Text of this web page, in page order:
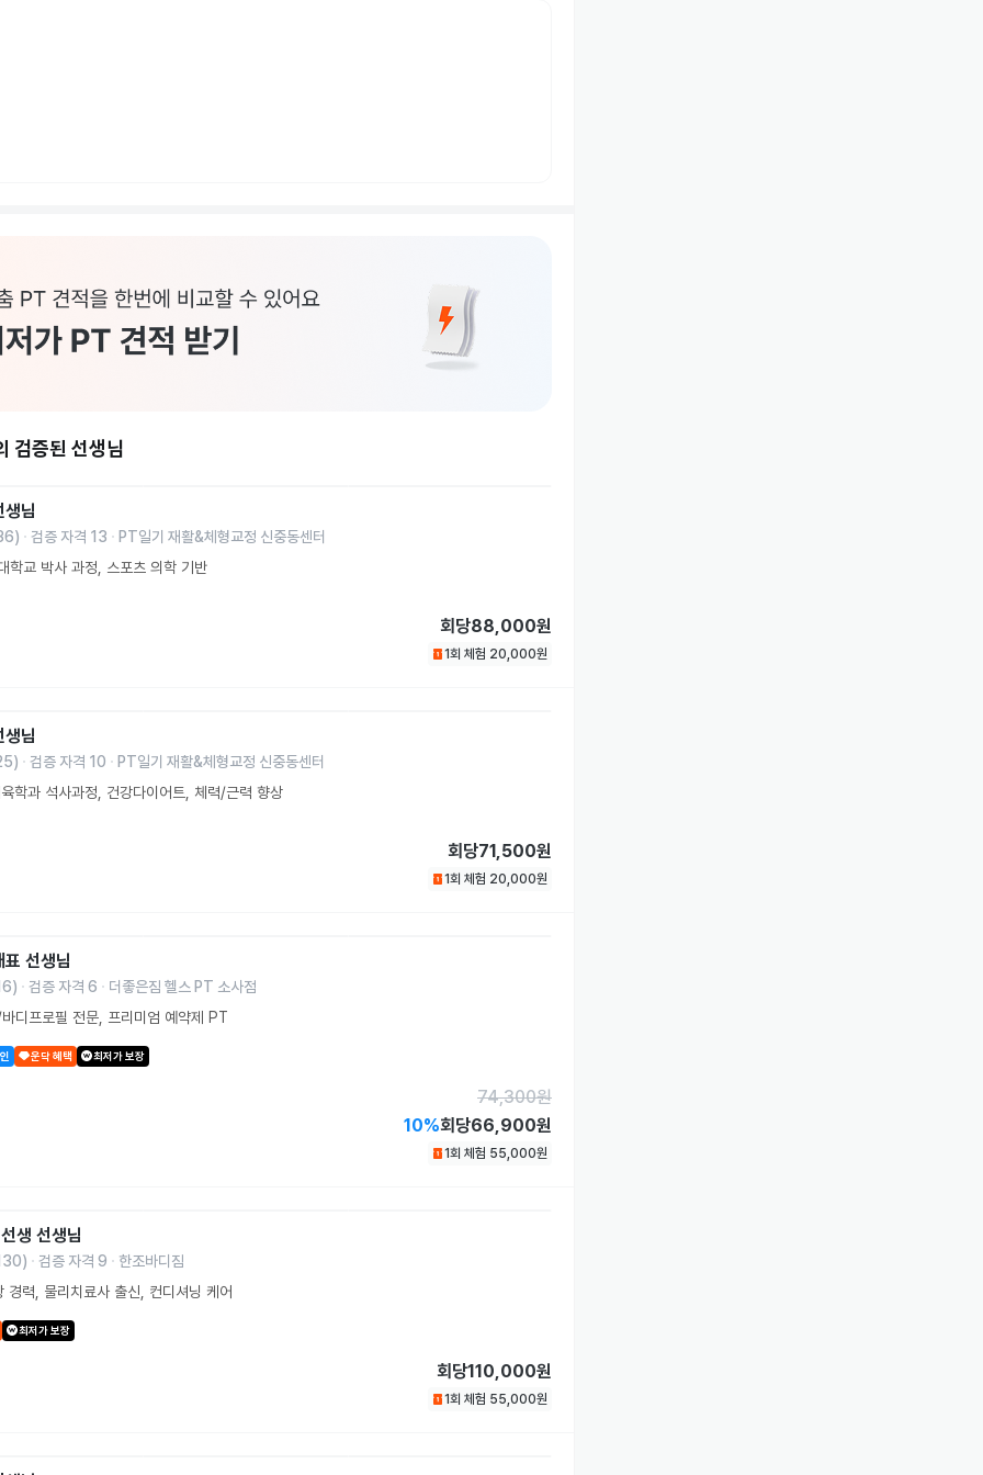
검증된 선생님
님
) 검증 자격 13
PT일기 재활&체형교정 신중동센터
학교 박사 과정, 스포츠 의학 기반
회당88,000원
1회 체험 20,000원
님
) 검증 자격 10
PT일기 재활&체형교정 신중동센터
학과 석사과정, 건강다이어트, 체력/근력 향상
회당71,500원
1회 체험 20,000원
표 선생님
) 검증 자격 6
더좋은짐 헬스 PT 소사점
디프로필 전문, 프리미엄 예약제 PT
운닥 혜택 최저가 보장
74,300원
10%회당66,900원
1회 체험 55,000원
생 선생님
) 검증 자격 9
한조바디짐
경력, 물리치료사 출신, 컨디셔닝 케어
최저가 보장
회당110,000원
1회 체험 55,000원